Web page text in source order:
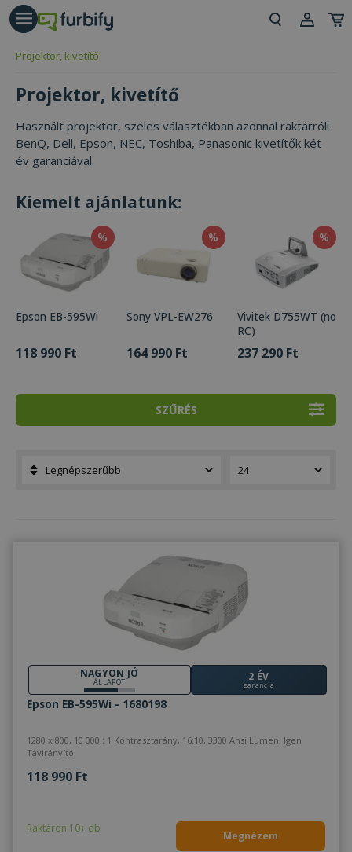
Projektor, kivetítő
Projektor, kivetítő
Használt projektor, széles választékban azonnal raktárról!
BenQ, Dell, Epson, NEC, Toshiba, Panasonic kivetítők két
év garanciával.
Kiemelt ajánlatunk:
%
Epson EB-595Wi
118 990 Ft
%
Sony VPL-EW276
164 990 Ft
%
Vivitek D755WT (no
RC)
237 290 Ft
SZŰRÉS
NAGYON JÓ
ÁLLAPOT 2 ÉV
garancia
Epson EB-595Wi - 1680198
1280 x 800, 10 000 : 1 Kontrasztarány, 16:10, 3300 Ansi Lumen, Igen
Távirányító
118 990 Ft
Raktáron 10+ db
Megnézem
gomb